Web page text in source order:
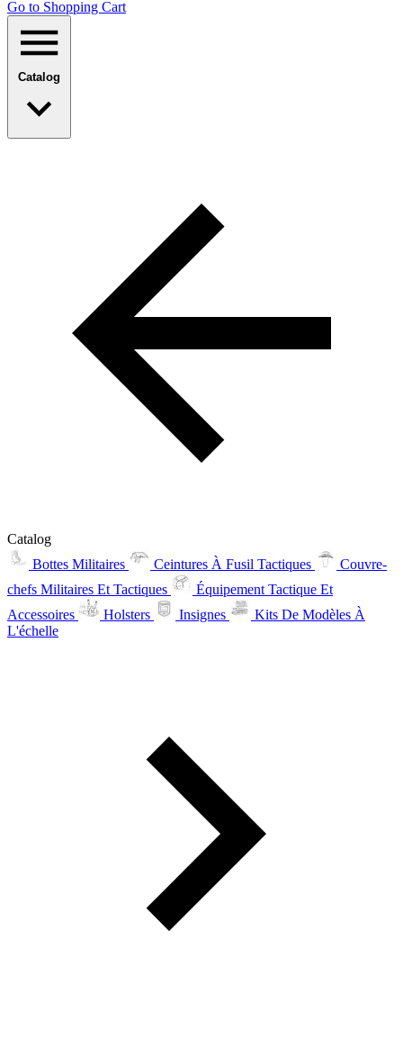
Go to Shopping Сart
Catalog
Catalog
Bottes Militaires
Ceintures À Fusil Tactiques
Couvre-
chefs Militaires Et Tactiques
Équipement Tactique Et
Accessoires
Holsters Insignes
Kits De Modèles À
L'échelle